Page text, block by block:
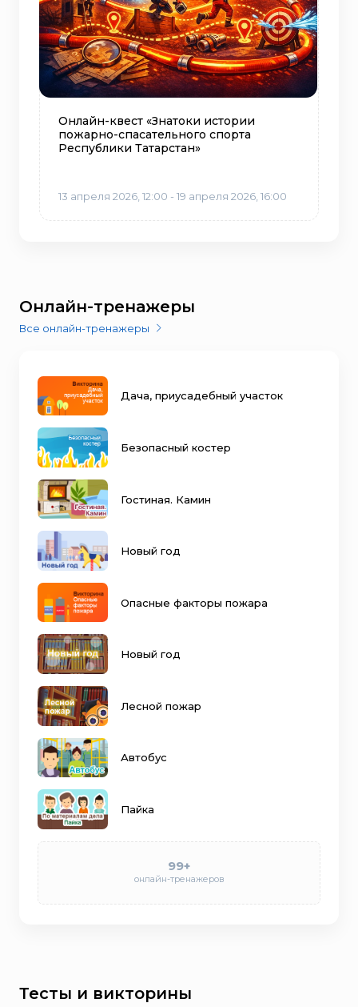
Онлайн-квест «Знатоки истории
пожарно-спасательного спорта
Республики Татарстан»
13 апреля 2026, 12:00 - 19 апреля 2026, 16:00
Онлайн-тренажеры
Все онлайн-тренажеры
Дача, приусадебный участок
Безопасный костер
Гостиная. Камин
Новый год
Опасные факторы пожара
Новый год
Лесной пожар
Автобус
Пайка
99+
онлайн-тренажеров
Тесты и викторины